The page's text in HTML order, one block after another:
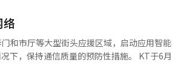
市·道教育感和教育专家们认为，政府的
反对。认为学生人数减少并不意味着学校运
少为依据批评中小学财政过度是非常危险
来削减财政，而应从未来公立教育基础设施
既陌生又有压力。“我觉得作为中心需要自
知道自己能否胜任中心的角色，但我想要清
图消除自我意识，放下所有，享受这个过
浸其中。”（朴志贤）担任暴风说唱歌手尚
唱者，而不是一个成熟的说唱歌手。严泰
发方向。 物理AI是政府今年初发布的国家
同，物理AI被评估为能够改变制造、物流
理环境中行动。 科学技术信息通信部计划
型技术。世界模型是一种帮助AI在虚拟空
络
和市厅等大型街头应援区域，启动应用智
信质量的预防性措施。 KT于6月9日表
质量预先检查，并制定了网络运营方案。 核心